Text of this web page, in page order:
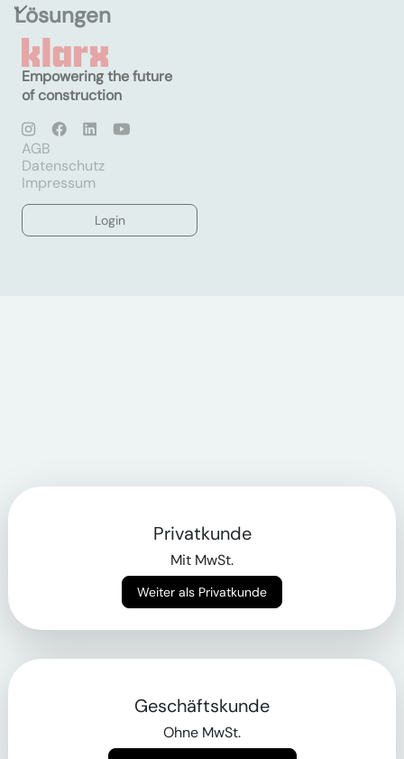
Lösungen
Empowering the future
of construction
AGB
Datenschutz
Impressum
Login
Privatkunde
Mit MwSt.
Weiter als Privatkunde
Geschäftskunde
Ohne MwSt.